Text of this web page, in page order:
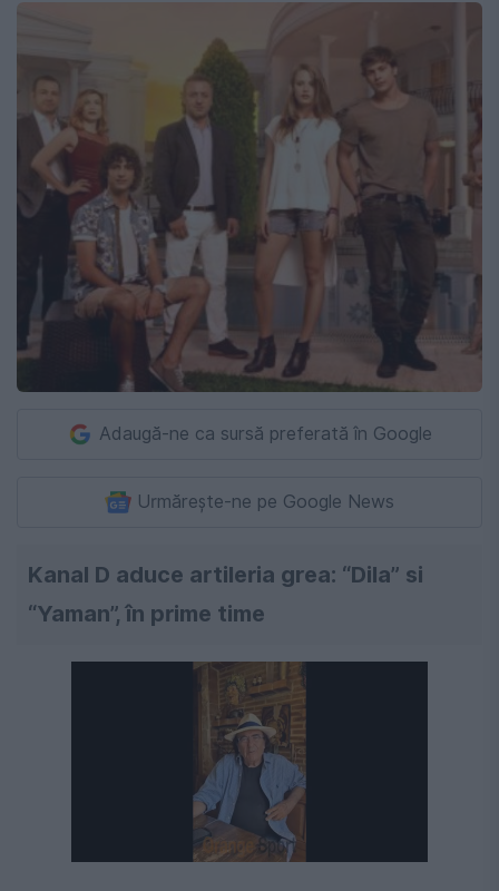
Adaugă-ne ca sursă preferată în Google
Urmărește-ne pe Google News
Kanal D aduce artileria grea: “Dila” si
“Yaman”, în prime time